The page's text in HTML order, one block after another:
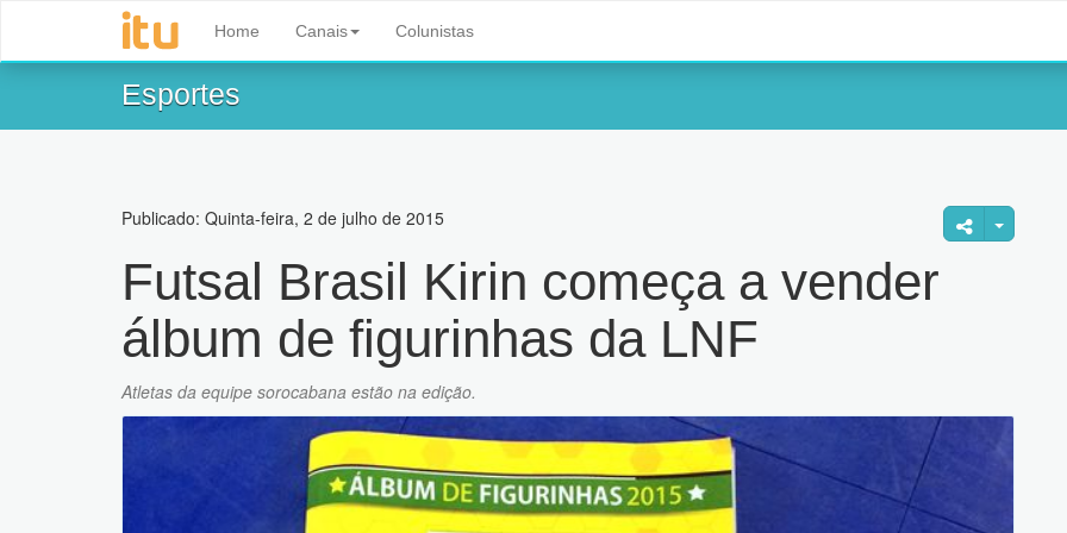
Home Canais Colunistas
Esportes
Publicado: Quinta-feira, 2 de julho de 2015
Futsal Brasil Kirin começa a vender
álbum de figurinhas da LNF
Atletas da equipe sorocabana estão na edição.